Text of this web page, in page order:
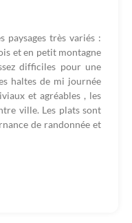
paysages très variés :
et en petit montagne
difficiles pour une
haltes de mi journée
et agréables , les
ville. Les plats sont
de randonnée et